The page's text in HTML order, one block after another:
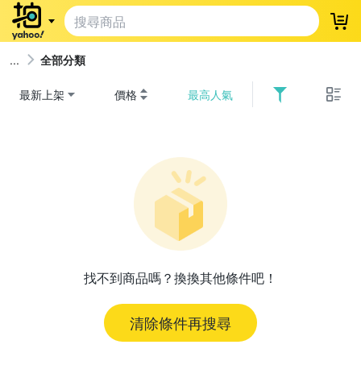
登
全部分類
最新上架 價格 最高人氣
找不到商品嗎？換換其他條件吧！
清除條件再搜尋